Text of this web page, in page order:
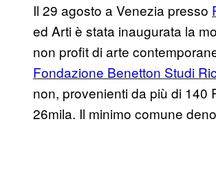
Il 29 agosto a Venezia presso
ed Arti è stata inaugurata la
non profit di arte
Fondazione Benetton Studi
non, provenienti da più di 140
26mila. Il minimo comune